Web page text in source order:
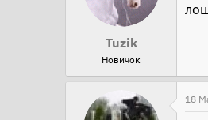
Tuzik
Новичок
18